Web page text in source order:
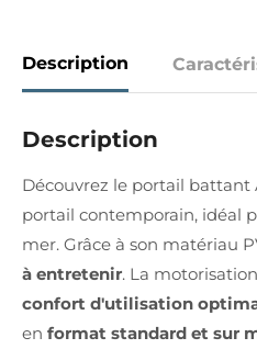
Description
Description
Découvrez le portail battant
portail contemporain, idéal
mer. Grâce à son matériau
à entretenir. La
confort d'utilisation
en format standard et sur